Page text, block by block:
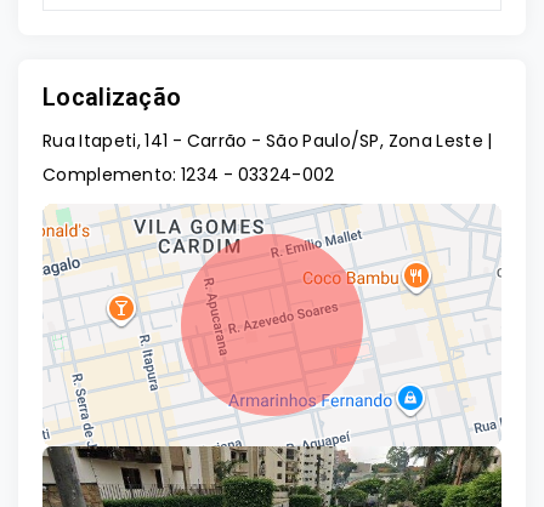
Localização
Rua Itapeti, 141 - Carrão - São Paulo/SP, Zona Leste |
Complemento: 1234 - 03324-002